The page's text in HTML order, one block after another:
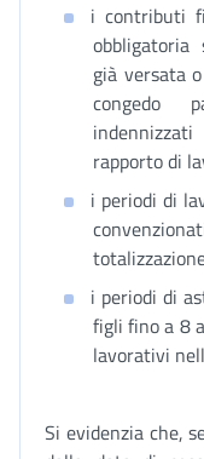
i contributi
già versata
congedo
rapporto di
i periodi di
i periodi di
figli fino a 8
lavorativi
Si evidenzia che,